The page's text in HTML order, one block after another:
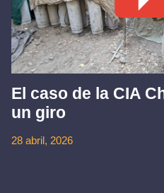
El caso de la CIA
un giro
28 abril, 2026